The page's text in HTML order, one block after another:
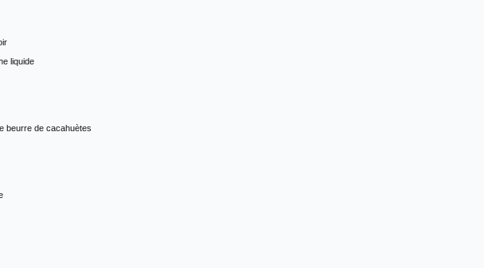
liquide
beurre de cacahuètes